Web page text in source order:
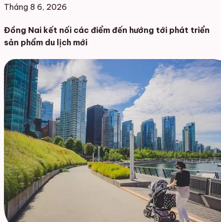
Tháng 8 6, 2026
Đồng Nai kết nối các điểm đến hướng tới phát triển
sản phẩm du lịch mới